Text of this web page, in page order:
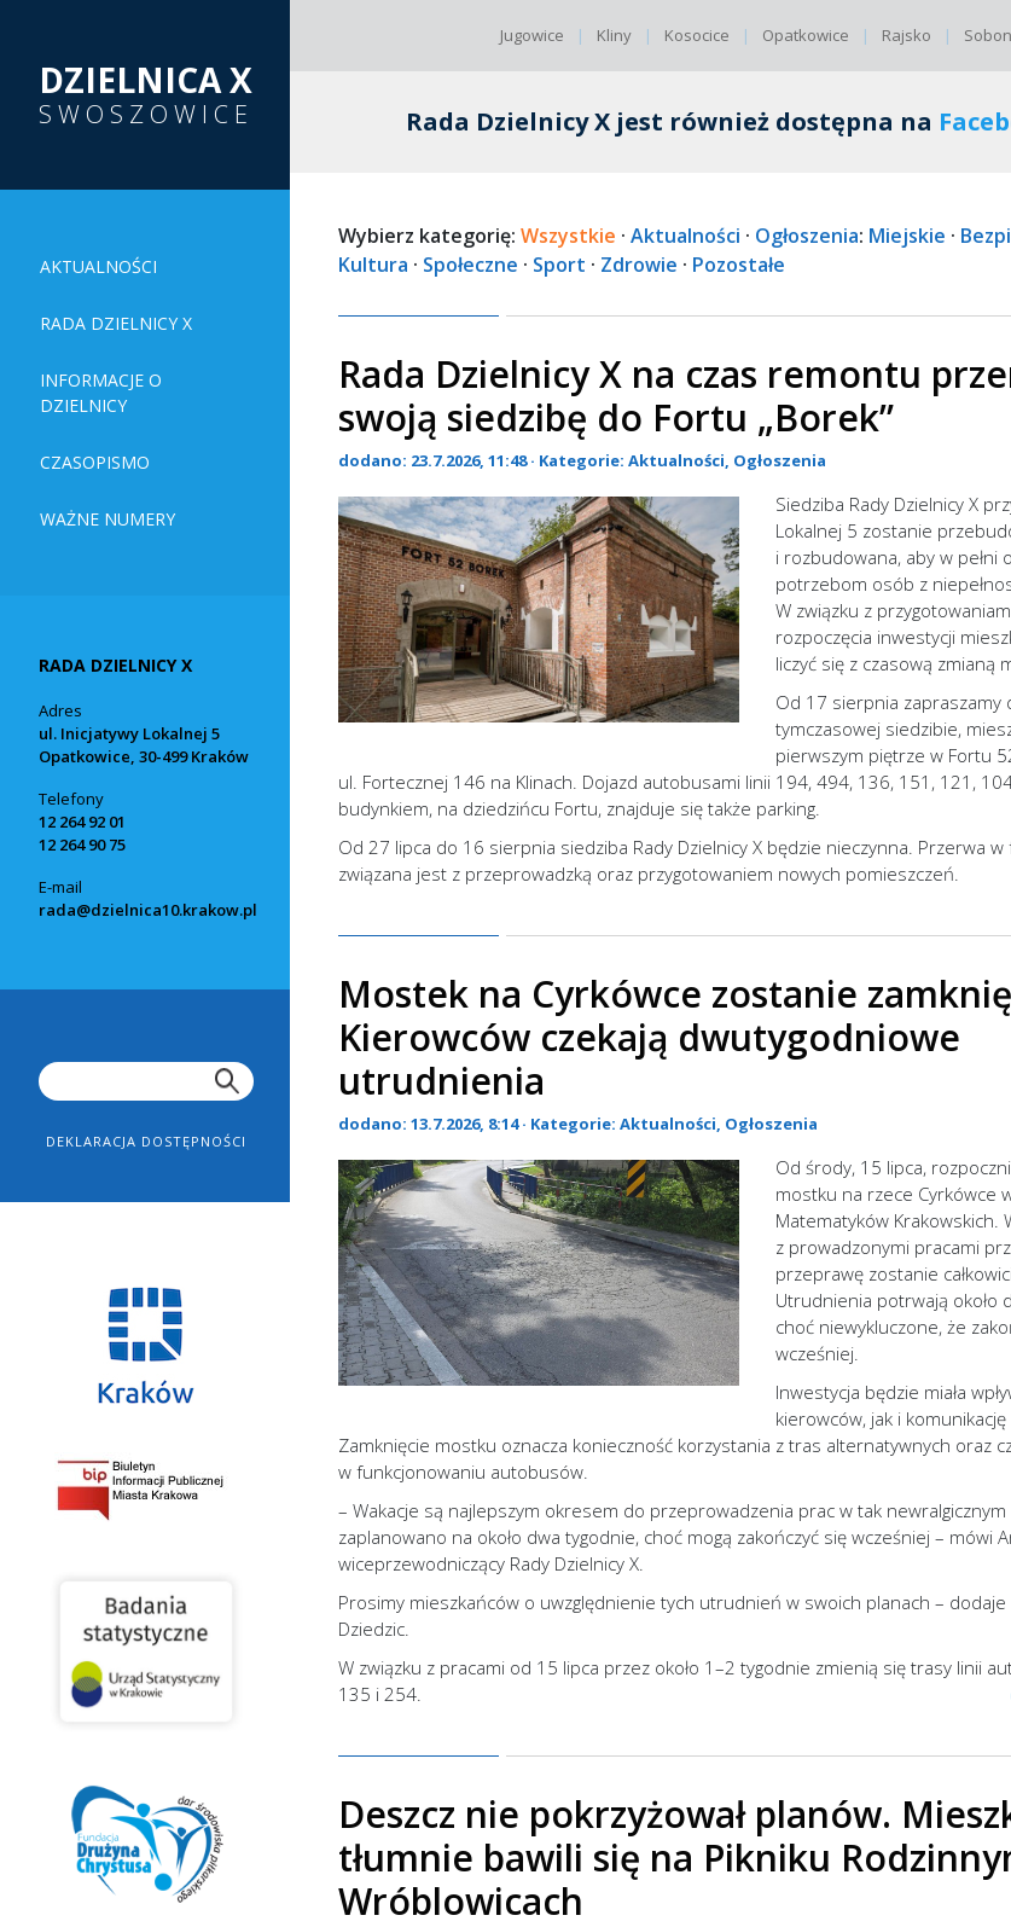
DZIELNICA X
SWOSZOWICE
AKTUALNOŚCI
RADA DZIELNICY X
INFORMACJE O
DZIELNICY
CZASOPISMO
WAŻNE NUMERY
RADA DZIELNICY X
Adres
ul. Inicjatywy Lokalnej 5
Opatkowice, 30-499 Kraków
Telefony
12 264 92 01
12 264 90 75
E-mail
rada@dzielnica10.krakow.pl
Pole wyszukiwania
DEKLARACJA DOSTĘPNOŚCI
Jugowice Kliny Kosocice Opatkowice Rajsko
Rada Dzielnicy X jest również dostępna na
Wybierz kategorię: Wszystkie · Aktualności · Ogłoszenia: Miejskie ·
Kultura · Społeczne · Sport · Zdrowie · Pozostałe
Rada Dzielnicy X na czas remontu
swoją siedzibę do Fortu „Borek”
dodano: 23.7.2026, 11:48 · Kategorie: Aktualności, Ogłoszenia
Siedziba Rady Dzielnicy X
Lokalnej 5 zostanie
i rozbudowana, aby w pełni
potrzebom osób z
W związku z
rozpoczęcia inwestycji
liczyć się z czasową zmianą
Od 17 sierpnia zapraszamy
tymczasowej siedzibie,
pierwszym piętrze w Fortu
ul. Fortecznej 146 na Klinach. Dojazd autobusami linii 194, 494, 136, 151, 121,
budynkiem, na dziedzińcu Fortu, znajduje się także parking.
Od 27 lipca do 16 sierpnia siedziba Rady Dzielnicy X będzie nieczynna. Przerwa
związana jest z przeprowadzką oraz przygotowaniem nowych pomieszczeń.
Mostek na Cyrkówce zostanie
Kierowców czekają dwutygodniowe
utrudnienia
dodano: 13.7.2026, 8:14 · Kategorie: Aktualności, Ogłoszenia
Od środy, 15 lipca,
mostku na rzece Cyrkówce
Matematyków Krakowskich.
z prowadzonymi pracami
przeprawę zostanie
Utrudnienia potrwają około
choć niewykluczone, że
wcześniej.
Inwestycja będzie miała
kierowców, jak i
Zamknięcie mostku oznacza konieczność korzystania z tras alternatywnych oraz
w funkcjonowaniu autobusów.
– Wakacje są najlepszym okresem do przeprowadzenia prac w tak
zaplanowano na około dwa tygodnie, choć mogą zakończyć się wcześniej – mówi
wiceprzewodniczący Rady Dzielnicy X.
Prosimy mieszkańców o uwzględnienie tych utrudnień w swoich planach – dodaje
Dziedzic.
W związku z pracami od 15 lipca przez około 1–2 tygodnie zmienią się trasy linii
135 i 254.
Deszcz nie pokrzyżował planów.
tłumnie bawili się na Pikniku
Wróblowicach